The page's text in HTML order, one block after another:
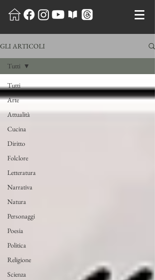
GLI ARTICOLI
Tutti
Arte
Attualità
Cucina
Diritto
Folclore
Letteratura
Narrativa
Natura
Personaggi
Poesia
Politica
Religione
Scienza
Tutti